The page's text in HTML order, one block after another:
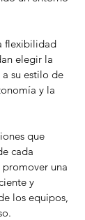
flexibilidad
elegir la
su estilo de
y la
que
cada
una
y
los equipos,